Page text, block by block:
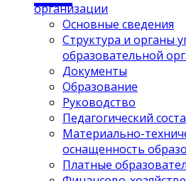
организации
Основные сведения
Структура и органы
образовательной
Документы
Образование
Руководство
Педагогический
Материально-
оснащенность
Платные